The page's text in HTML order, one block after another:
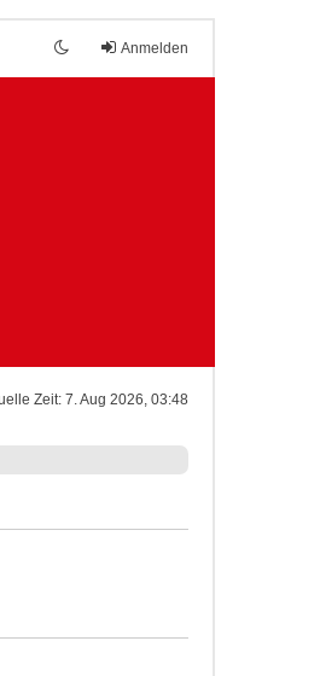
Anmelden
Zeit: 7. Aug 2026, 03:48